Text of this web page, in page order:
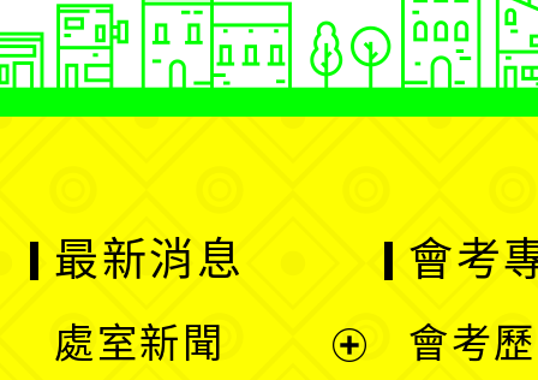
最新消息
處室新聞
會考
會考